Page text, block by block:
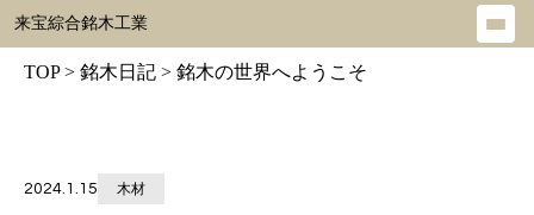
来宝綜合銘木工業
メ
TOP> 銘木日記 > 銘木の世界へようこそ
2024.1.15 木材